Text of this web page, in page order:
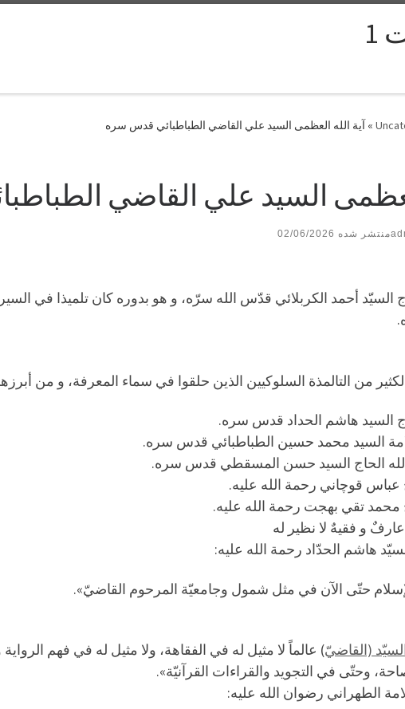
» آية الله العظمى السيد علي القاضي الطباطبائي قدس سره
السيد علي القاضي
02/06/2026
السيّد أحمد الكربلائي قدّس الله سرّه، و هو بدوره كان تلميذا في
من التالمذة السلوكيين الذين حلقوا في سماء المعرفة، و من
السيد هاشم الحداد قدس سره.
السيد محمد حسين الطباطبائي قدس سره.
الله الحاج السيد حسن المسقطي قدس سره.
عباس قوچاني رحمة الله عليه.
محمد تقي بهجت رحمة الله عليه.
و فقيهٌ لا ‌نظير له
هاشم الحدّاد رحمة الله عليه:
حتّى الآن في مثل شمول وجامعيّة المرحوم القاضيّ».
(القاضيّ) عالماً لا مثيل له في الفقاهة، ولا مثيل له في فهم
وحتّى في التجويد والقراءات القرآنيّة».
الطهراني رضوان الله عليه: